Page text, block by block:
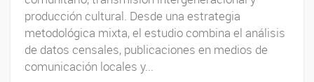
producción cultural. Desde una estrategia
metodológica mixta, el estudio combina el análisis
de datos censales, publicaciones en medios de
comunicación locales y...